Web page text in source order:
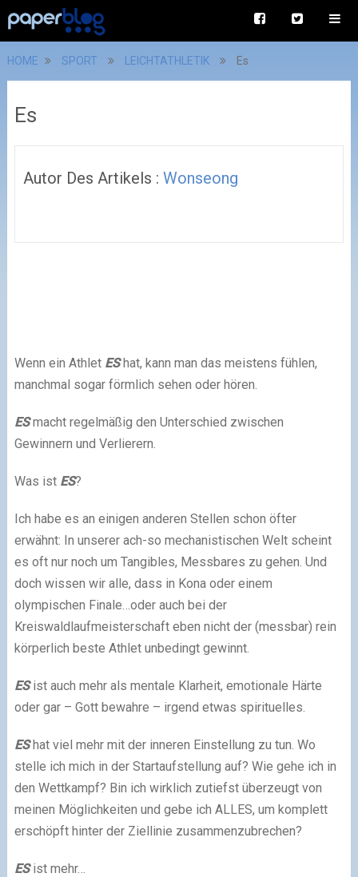
HOME SPORT LEICHTATHLETIK Es
Es
Autor Des Artikels : Wonseong
Wenn ein Athlet EShat, kann man das meistens fühlen,
manchmal sogar förmlich sehen oder hören.
ESmacht regelmäßig den Unterschied zwischen
Gewinnern und Verlierern.
Was ist ES?
Ich habe es an einigen anderen Stellen schon öfter
erwähnt: In unserer ach-so mechanistischen Welt scheint
es oft nur noch um Tangibles, Messbares zu gehen. Und
doch wissen wir alle, dass in Kona oder einem
olympischen Finale…oder auch bei der
Kreiswaldlaufmeisterschaft eben nicht der (messbar) rein
körperlich beste Athlet unbedingt gewinnt.
ESist auch mehr als mentale Klarheit, emotionale Härte
oder gar – Gott bewahre – irgend etwas spirituelles.
EShat viel mehr mit der inneren Einstellung zu tun. Wo
stelle ich mich in der Startaufstellung auf? Wie gehe ich in
den Wettkampf? Bin ich wirklich zutiefst überzeugt von
meinen Möglichkeiten und gebe ich ALLES, um komplett
erschöpft hinter der Ziellinie zusammenzubrechen?
ESist mehr…